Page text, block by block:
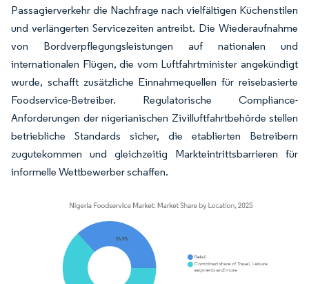
Passagierverkehr die Nachfrage nach vielfältigen Küchenstilen
und verlängerten Servicezeiten antreibt. Die Wiederaufnahme
von Bordverpflegungsleistungen auf nationalen und
internationalen Flügen, die vom Luftfahrtminister angekündigt
wurde, schafft zusätzliche Einnahmequellen für reisebasierte
Foodservice-Betreiber. Regulatorische Compliance-
Anforderungen der nigerianischen Zivilluftfahrtbehörde stellen
betriebliche Standards sicher, die etablierten Betreibern
zugutekommen und gleichzeitig Markteintrittsbarrieren für
informelle Wettbewerber schaffen.